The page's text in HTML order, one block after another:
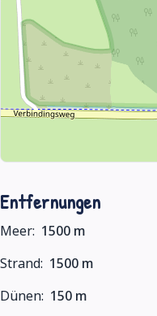
Entfernungen
Meer: 1500 m
Strand: 1500 m
Dünen: 150 m